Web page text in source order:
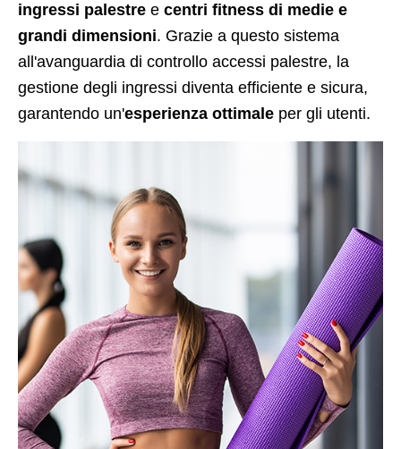
ingressi palestre e centri fitness di medie e
grandi dimensioni. Grazie a questo sistema
all'avanguardia di controllo accessi palestre, la
gestione degli ingressi diventa efficiente e sicura,
garantendo un'esperienza ottimale per gli utenti.